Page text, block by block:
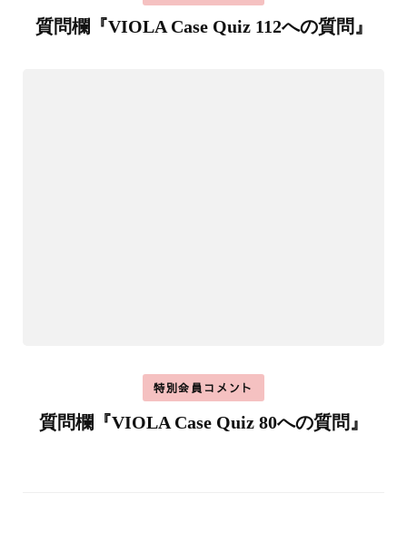
質問欄『VIOLA Case Quiz 112への質問』
特別会員コメント
質問欄『VIOLA Case Quiz 80への質問』